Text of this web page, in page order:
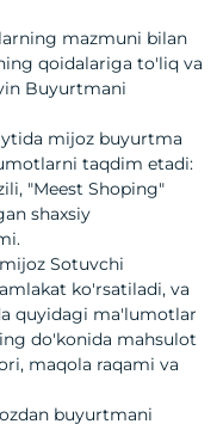
mazmuni bilan
qoidalariga to'liq va
Buyurtmani
mijoz buyurtma
taqdim etadi:
"Meest Shoping"
shaxsiy
Sotuvchi
ko'rsatiladi, va
quyidagi ma'lumotlar
do'konida mahsulot
maqola raqami va
buyurtmani